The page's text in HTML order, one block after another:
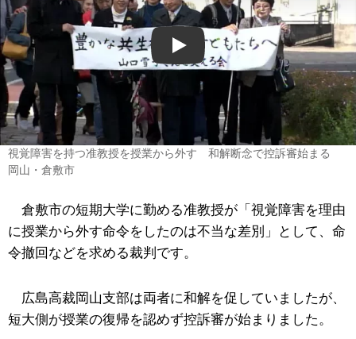
Play
視覚障害を持つ准教授を授業から外す 和解断念で控訴審始まる
岡山・倉敷市
倉敷市の短期大学に勤める准教授が「視覚障害を理由
に授業から外す命令をしたのは不当な差別」として、命
令撤回などを求める裁判です。
広島高裁岡山支部は両者に和解を促していましたが、
短大側が授業の復帰を認めず控訴審が始まりました。